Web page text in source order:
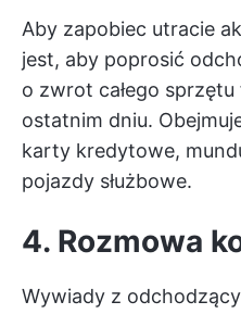
Aby zapobiec utracie
jest, aby poprosić
o zwrot całego
ostatnim dniu.
karty kredytowe,
pojazdy służbowe.
4. Rozmowa
Wywiady z